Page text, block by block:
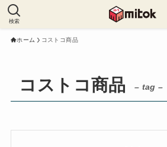
検索
ホーム コストコ商品
コストコ商品 – tag –